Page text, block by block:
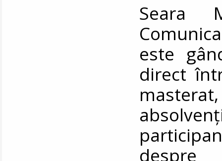
Seara
este
direct
despre